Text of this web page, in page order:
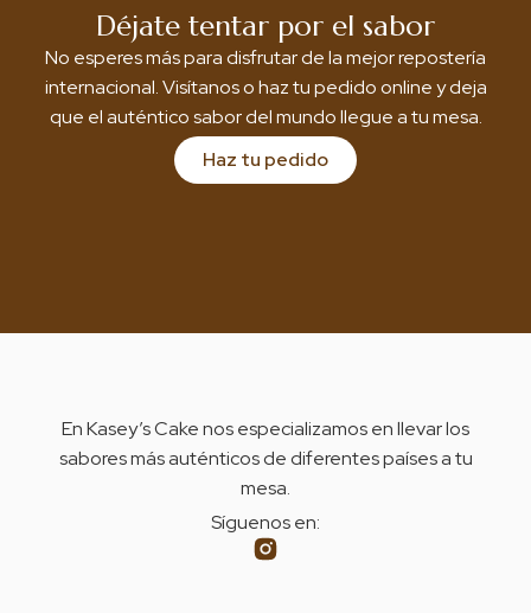
Déjate tentar por el sabor
No esperes más para disfrutar de la mejor repostería
internacional. Visítanos o haz tu pedido online y deja
que el auténtico sabor del mundo llegue a tu mesa.
Haz tu pedido
En Kasey’s Cake nos especializamos en llevar los
sabores más auténticos de diferentes países a tu
mesa.
Síguenos en: